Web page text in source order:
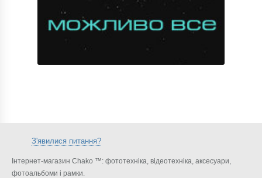
З'явилися питання?
Інтернет-магазин Chako ™: фототехніка, відеотехніка, аксесуари,
фотоальбоми і рамки.